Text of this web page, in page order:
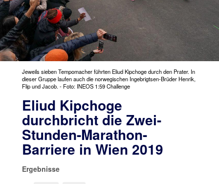
Jeweils sieben Tempomacher führten Eliud Kipchoge durch den Prater. In
dieser Gruppe laufen auch die norwegischen Ingebrigtsen-Brüder Henrik,
Flip und Jacob. - Foto: INEOS 1:59 Challenge
Eliud Kipchoge
durchbricht die Zwei-
Stunden-Marathon-
Barriere in Wien 2019
Ergebnisse